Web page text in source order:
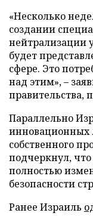
«Несколько
создании
нейтрализации
будет
сфере. Это
над этим», –
правительства,
Параллельно
инновационных
собственного
подчеркнул,
полностью
безопасности
Ранее Израиль